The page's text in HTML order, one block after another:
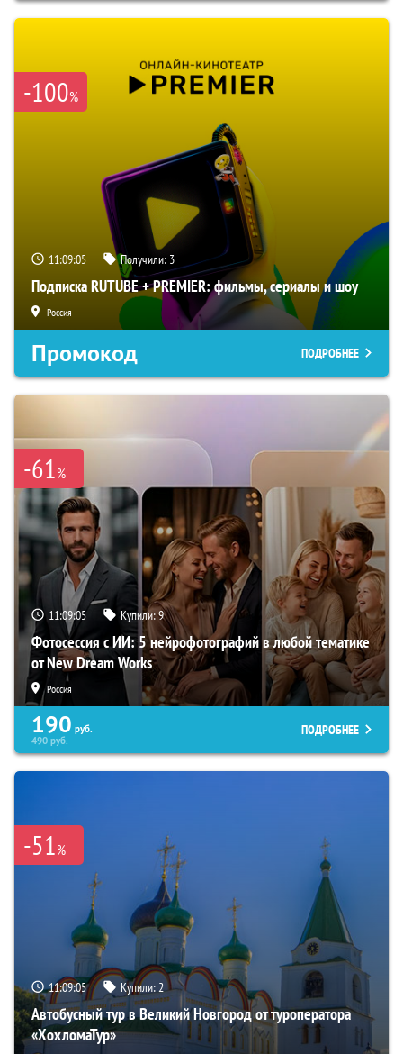
-100%
11:09:03 Получили: 3
Подписка RUTUBE + PREMIER: фильмы, сериалы и шоу
Россия
Промокод ПОДРОБНЕЕ
-61%
11:09:03 Купили:9
Фотосессия с ИИ: 5 нейрофотографий в любой тематике
от New Dream Works
Россия
190 руб.
490руб.
ПОДРОБНЕЕ
-51%
11:09:03 Купили:2
Автобусный тур в Великий Новгород от туроператора
«ХохломаТур»